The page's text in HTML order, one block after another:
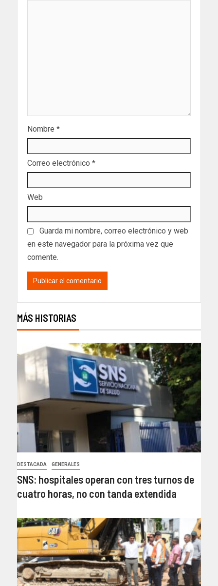
Nombre *
Correo electrónico *
Web
Guarda mi nombre, correo electrónico y web
en este navegador para la próxima vez que
comente.
MÁS HISTORIAS
DESTACADA GENERALES
SNS: hospitales operan con tres turnos de
cuatro horas, no con tanda extendida